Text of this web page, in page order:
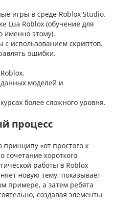
игры в среде Roblox Studio.
Lua Roblox (обучение для
именно этому).
с использованием скриптов.
ошибки.
моделей и
более сложного уровня.
процесс
принципу «от простого к
сочетание короткого
работы в Roblox
новую тему, показывает
примере, а затем ребята
создавая элементы